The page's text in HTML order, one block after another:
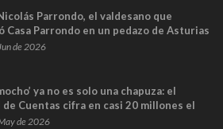
Parrondo, el valdesano que
Casa Parrondo en un pedazo de Asturias
de 2026
ya no es solo una chapuza: el
de Cuentas cifra en casi 20 millones el
de los trenes que no cabían por los
de 2026